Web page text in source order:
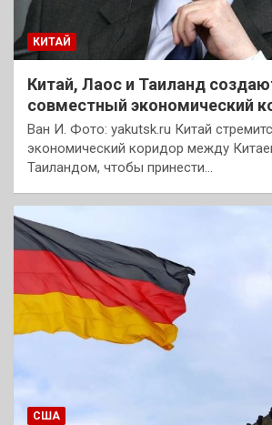
КИТАЙ
Китай, Лаос и Таиланд
совместный экономический
Ван И. Фото: yakutsk.ru Китай
экономический коридор между
Таиландом, чтобы принести…
США